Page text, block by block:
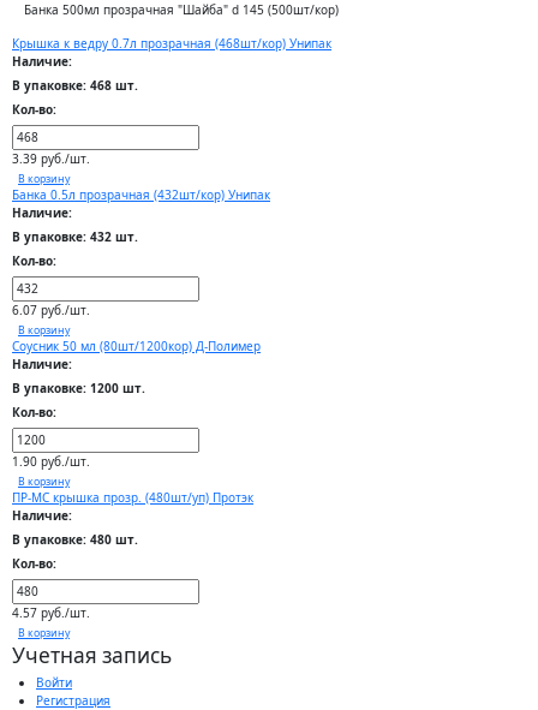
Банка 500мл прозрачная "Шайба" d 145 (500шт/кор)
Крышка к ведру 0.7л прозрачная (468шт/кор) Унипак
Наличие:
В упаковке: 468 шт.
Кол-во:
3.39 руб./шт.
В корзину
Банка 0.5л прозрачная (432шт/кор) Унипак
Наличие:
В упаковке: 432 шт.
Кол-во:
6.07 руб./шт.
В корзину
Соусник 50 мл (80шт/1200кор) Д-Полимер
Наличие:
В упаковке: 1200 шт.
Кол-во:
1.90 руб./шт.
В корзину
ПР-МС крышка прозр. (480шт/уп) Протэк
Наличие:
В упаковке: 480 шт.
Кол-во:
4.57 руб./шт.
В корзину
Учетная запись
Войти
Регистрация